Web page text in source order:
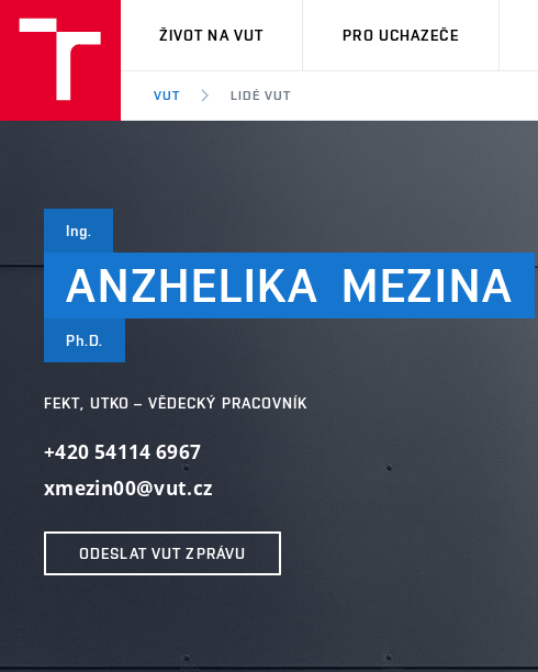
VUT
ŽIVOT NA VUT PRO UCHAZEČE
VUT LIDÉ VUT
Ing.
ANZHELIKA MEZINA
Ph.D.
FEKT, UTKO – VĚDECKÝ PRACOVNÍK
+420 54114 6967
xmezin00@vut.cz
ODESLAT VUT ZPRÁVU